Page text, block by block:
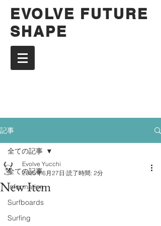
EVOLVE FUTURE
SHAPE
記事
全ての記事
Information
Surfboards
Surfing
全ての記事
New Item
Evolve Yucchi
2025年6月27日 読了時間: 2分